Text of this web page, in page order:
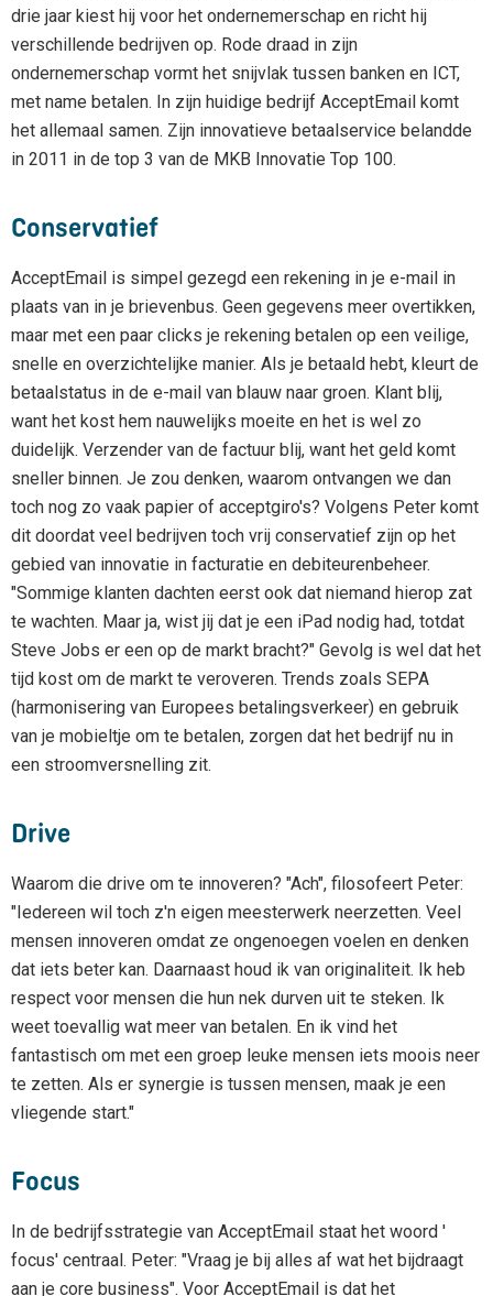
drie jaar kiest hij voor het ondernemerschap en richt hij
verschillende bedrijven op. Rode draad in zijn
ondernemerschap vormt het snijvlak tussen banken en ICT,
met name betalen. In zijn huidige bedrijf AcceptEmail komt
het allemaal samen. Zijn innovatieve betaalservice belandde
in 2011 in de top 3 van de MKB Innovatie Top 100.
Conservatief
AcceptEmail is simpel gezegd een rekening in je e-mail in
plaats van in je brievenbus. Geen gegevens meer overtikken,
maar met een paar clicks je rekening betalen op een veilige,
snelle en overzichtelijke manier. Als je betaald hebt, kleurt de
betaalstatus in de e-mail van blauw naar groen. Klant blij,
want het kost hem nauwelijks moeite en het is wel zo
duidelijk. Verzender van de factuur blij, want het geld komt
sneller binnen. Je zou denken, waarom ontvangen we dan
toch nog zo vaak papier of acceptgiro's? Volgens Peter komt
dit doordat veel bedrijven toch vrij conservatief zijn op het
gebied van innovatie in facturatie en debiteurenbeheer.
"Sommige klanten dachten eerst ook dat niemand hierop zat
te wachten. Maar ja, wist jij dat je een iPad nodig had, totdat
Steve Jobs er een op de markt bracht?" Gevolg is wel dat het
tijd kost om de markt te veroveren. Trends zoals SEPA
(harmonisering van Europees betalingsverkeer) en gebruik
van je mobieltje om te betalen, zorgen dat het bedrijf nu in
een stroomversnelling zit.
Drive
Waarom die drive om te innoveren? "Ach", filosofeert Peter:
"Iedereen wil toch z'n eigen meesterwerk neerzetten. Veel
mensen innoveren omdat ze ongenoegen voelen en denken
dat iets beter kan. Daarnaast houd ik van originaliteit. Ik heb
respect voor mensen die hun nek durven uit te steken. Ik
weet toevallig wat meer van betalen. En ik vind het
fantastisch om met een groep leuke mensen iets moois neer
te zetten. Als er synergie is tussen mensen, maak je een
vliegende start."
Focus
In de bedrijfsstrategie van AcceptEmail staat het woord '
focus' centraal. Peter: "Vraag je bij alles af wat het bijdraagt
aan je core business". Voor AcceptEmail is dat het